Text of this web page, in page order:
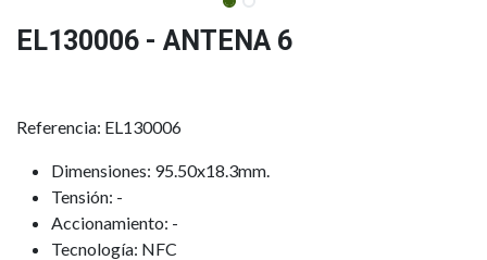
EL130006 - ANTENA 6
Referencia: EL130006
Dimensiones: 95.50x18.3mm.
Tensión: -
Accionamiento: -
Tecnología: NFC